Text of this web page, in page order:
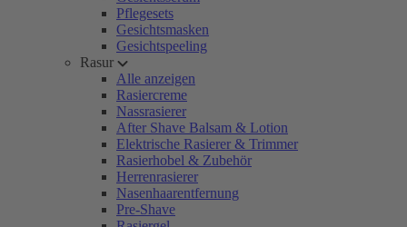
Pflegesets
Gesichtsmasken
Gesichtspeeling
Rasur
Alle anzeigen
Rasiercreme
Nassrasierer
After Shave Balsam & Lotion
Elektrische Rasierer & Trimmer
Rasierhobel & Zubehör
Herrenrasierer
Nasenhaarentfernung
Pre-Shave